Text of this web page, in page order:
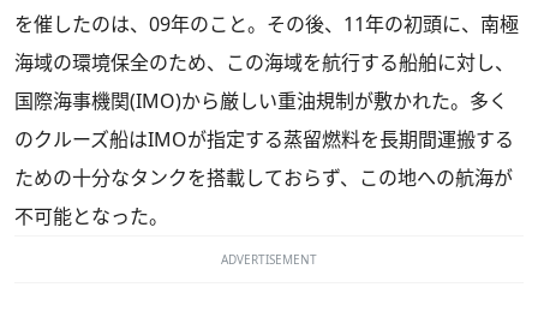
を催したのは、09年のこと。その後、11年の初頭に、南極
海域の環境保全のため、この海域を航行する船舶に対し、
国際海事機関(IMO)から厳しい重油規制が敷かれた。多く
のクルーズ船はIMOが指定する蒸留燃料を長期間運搬する
ための十分なタンクを搭載しておらず、この地への航海が
不可能となった。
ADVERTISEMENT